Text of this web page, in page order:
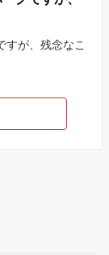
すが、残念なこ